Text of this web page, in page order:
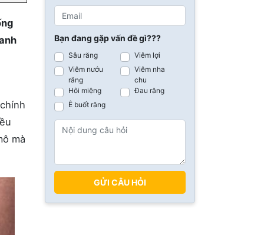
mà
Bạn đang gặp vấn đề gì???
Sâu răng
Viêm lợi
Viêm nướu
răng
Viêm nha
chu
Hôi miệng
Đau răng
Ê buốt răng
GỬI CÂU HỎI